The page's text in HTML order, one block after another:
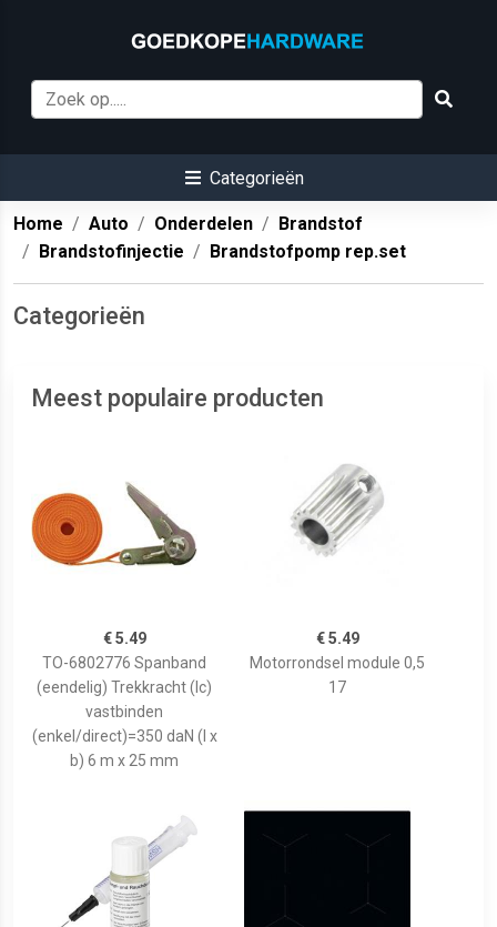
Categorieën
Home Auto Onderdelen
Brandstof
Brandstofinjectie
Brandstofpomp rep.set
Categorieën
Meest populaire producten
€ 5.49
TO-6802776 Spanband
(eendelig) Trekkracht (lc)
vastbinden
(enkel/direct)=350 daN (l x
b) 6 m x 25 mm
€ 5.49
Motorrondsel module 0,5
17